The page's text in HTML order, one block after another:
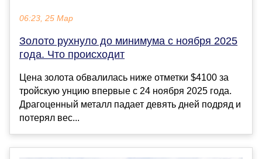
06:23, 25 Мар
Золото рухнуло до минимума с ноября 2025
года. Что происходит
Цена золота обвалилась ниже отметки $4100 за
тройскую унцию впервые с 24 ноября 2025 года.
Драгоценный металл падает девять дней подряд и
потерял вес...